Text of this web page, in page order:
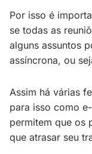
Por isso é
se todas as
alguns assuntos
assíncrona, ou
Assim há várias
para isso como
permitem que os
que atrasar seu